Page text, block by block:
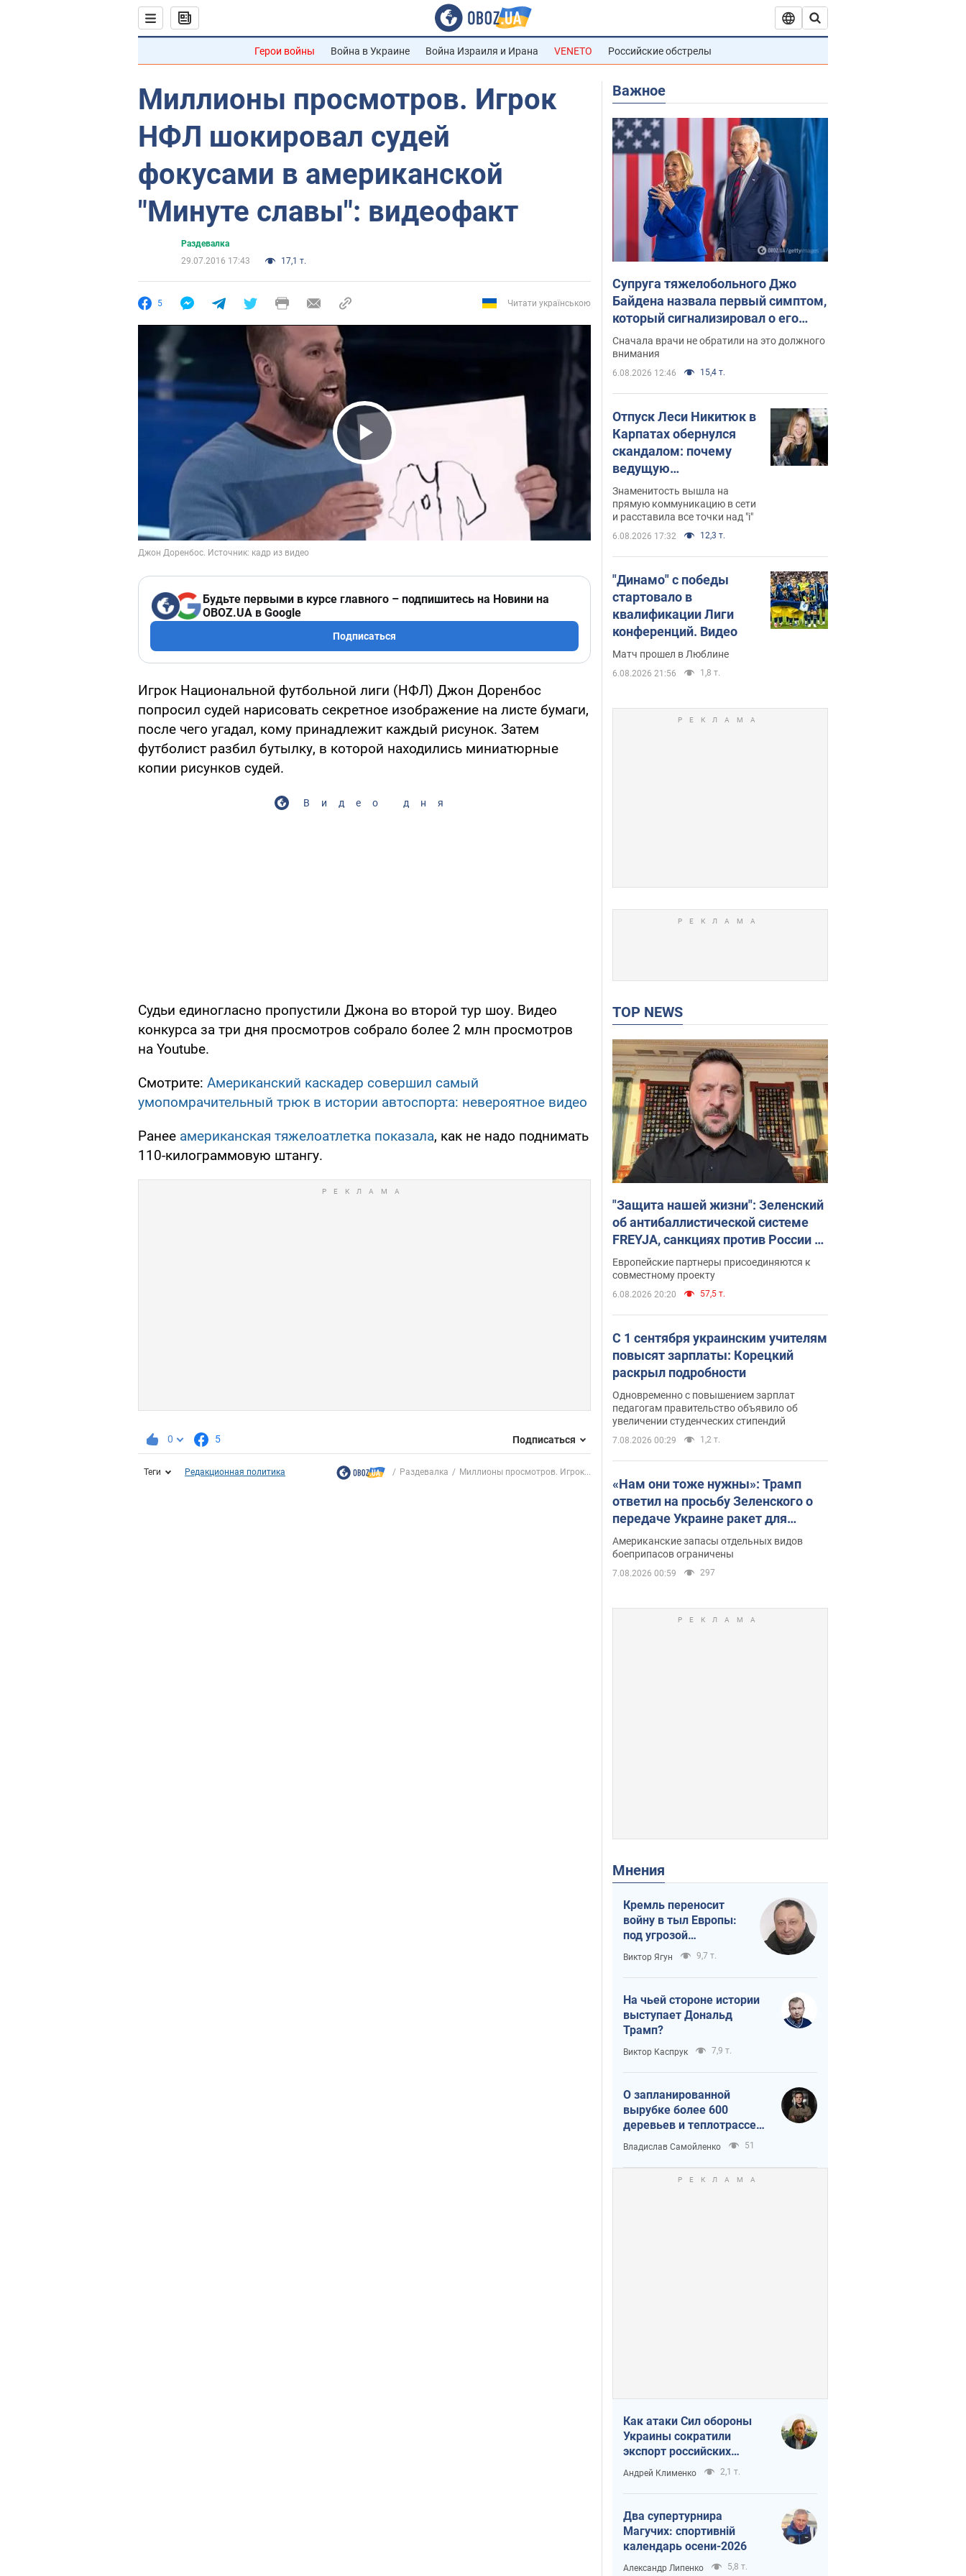
Герои войны Война в Украине Война Израиля и Ирана VENETO Российские обстрелы
Миллионы просмотров. Игрок
НФЛ шокировал судей
фокусами в американской
"Минуте славы": видеофакт
Раздевалка
29.07.2016 17:43
17,1 т.
5 Читати українською
Play Video
Будьте первыми в курсе главного – подпишитесь на Новини на
OBOZ.UA в Google
Подписаться
Игрок Национальной футбольной лиги (НФЛ) Джон Доренбос
попросил судей нарисовать секретное изображение на листе бумаги,
после чего угадал, кому принадлежит каждый рисунок. Затем
футболист разбил бутылку, в которой находились миниатюрные
копии рисунков судей.
Видео дня
Судьи единогласно пропустили Джона во второй тур шоу. Видео
конкурса за три дня просмотров собрало более 2 млн просмотров
на Youtube.
Смотрите: Американский каскадер совершил самый
умопомрачительный трюк в истории автоспорта: невероятное видео
Ранее американская тяжелоатлетка показала, как не надо поднимать
110-килограммовую штангу.
0 5 Подписаться
Теги Редакционная политика Раздевалка Миллионы просмотров. Игрок...
Важное
Супруга тяжелобольного Джо
Байдена назвала первый симптом,
который сигнализировал о его
"агрессивном" раке
Сначала врачи не обратили на это должного
внимания
6.08.2026 12:46 15,4 т.
Отпуск Леси Никитюк в
Карпатах обернулся
скандалом: почему
ведущую
несправедливо
захейтили
Знаменитость вышла на
прямую коммуникацию в сети
и расставила все точки над "i"
6.08.2026 17:32 12,3 т.
"Динамо" с победы
стартовало в
квалификации Лиги
конференций. Видео
Матч прошел в Люблине
6.08.2026 21:56 1,8 т.
TOP NEWS
"Защита нашей жизни": Зеленский
об антибаллистической системе
FREYJA, санкциях против России и
поддержке аграриев. Видео
Европейские партнеры присоединяются к
совместному проекту
6.08.2026 20:20 57,5 т.
С 1 сентября украинским учителям
повысят зарплаты: Корецкий
раскрыл подробности
Одновременно с повышением зарплат
педагогам правительство объявило об
увеличении студенческих стипендий
7.08.2026 00:29 1,2 т.
«Нам они тоже нужны»: Трамп
ответил на просьбу Зеленского о
передаче Украине ракет для
Patriot
Американские запасы отдельных видов
боеприпасов ограничены
7.08.2026 00:59 297
Мнения
Кремль переносит
войну в тыл Европы:
под угрозой
критическая
логистика
Виктор Ягун 9,7 т.
На чьей стороне истории
выступает Дональд
Трамп?
Виктор Каспрук 7,9 т.
О запланированной
вырубке более 600
деревьев и теплотрассе:
что происходит на
Теремках в Киеве
Владислав Самойленко 51
Как атаки Сил обороны
Украины сократили
экспорт российских
нефтепродуктов
Андрей Клименко 2,1 т.
Два супертурнира
Магучих: спортивній
календарь осени-2026
Александр Липенко 5,8 т.